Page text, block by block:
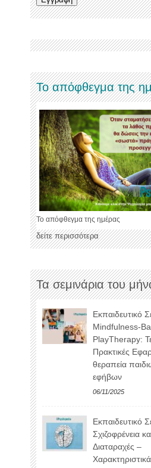
Το απόφθεγμα της
Το απόφθεγμα της ημέρας
δείτε περισσότερα
Τα σεμινάρια του
Εκπαιδευτικό
Mindfulness-
PlayTherapy:
Πρακτικές
θεραπεία
εφήβων
06/11/2025
Εκπαιδευτικό
Σχιζοφρένεια
Διαταραχές –